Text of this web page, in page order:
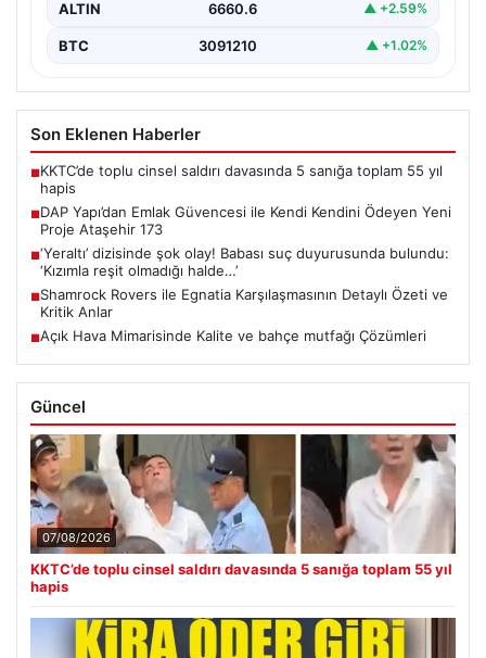
ALTIN 6660.6 ▲ +2.59%
BTC 3091210 ▲ +1.02%
Son Eklenen Haberler
■KKTC’de toplu cinsel saldırı davasında 5 sanığa toplam 55 yıl
hapis
■DAP Yapı’dan Emlak Güvencesi ile Kendi Kendini Ödeyen Yeni
Proje Ataşehir 173
■‘Yeraltı’ dizisinde şok olay! Babası suç duyurusunda bulundu:
‘Kızımla reşit olmadığı halde…’
■Shamrock Rovers ile Egnatia Karşılaşmasının Detaylı Özeti ve
Kritik Anlar
■Açık Hava Mimarisinde Kalite ve bahçe mutfağı Çözümleri
Güncel
07/08/2026
KKTC’de toplu cinsel saldırı davasında 5 sanığa toplam 55 yıl
hapis